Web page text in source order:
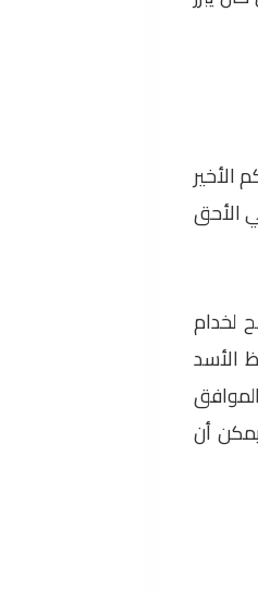
الأخير
الأحق
لخدام
الأسد
ورقة الموافق
أن